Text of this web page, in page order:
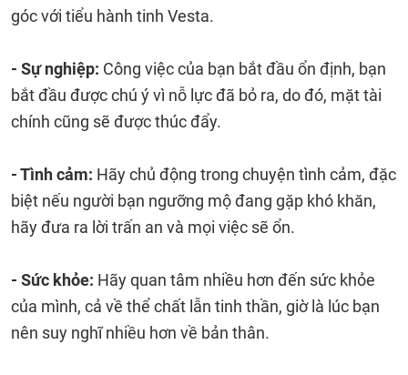
góc với tiểu hành tinh Vesta.
- Sự nghiệp: Công việc của bạn bắt đầu ổn định, bạn
bắt đầu được chú ý vì nỗ lực đã bỏ ra, do đó, mặt tài
chính cũng sẽ được thúc đẩy.
- Tình cảm: Hãy chủ động trong chuyện tình cảm, đặc
biệt nếu người bạn ngưỡng mộ đang gặp khó khăn,
hãy đưa ra lời trấn an và mọi việc sẽ ổn.
- Sức khỏe: Hãy quan tâm nhiều hơn đến sức khỏe
của mình, cả về thể chất lẫn tinh thần, giờ là lúc bạn
nên suy nghĩ nhiều hơn về bản thân.